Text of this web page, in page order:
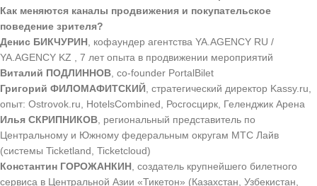
Как меняются каналы продвижения и покупательское
поведение зрителя?
Денис БИКЧУРИН , кофаундер агентства YA.AGENCY RU /
YA.AGENCY KZ , 7 лет опыта в продвижении мероприятий
Виталий ПОДЛИННОВ , co-founder PortalBilet
Григорий ФИЛОМАФИТСКИЙ , стратегический директор Kassy.ru,
опыт: Ostrovok.ru, HotelsCombined, Росгосцирк, Геленджик Арена
Илья СКРИПНИКОВ , региональный представитель по
Центральному и Южному федеральным округам МТС Лайв
(системы Ticketland, Ticketcloud)
Константин ГОРОЖАНКИН , создатель крупнейшего билетного
сервиса в Центральной Азии «Тикетон» (Казахстан, Узбекистан,